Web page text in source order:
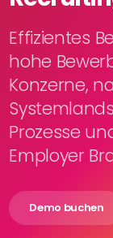
Effizientes
hohe
Konzerne,
Prozesse
Employer
Demo buchen